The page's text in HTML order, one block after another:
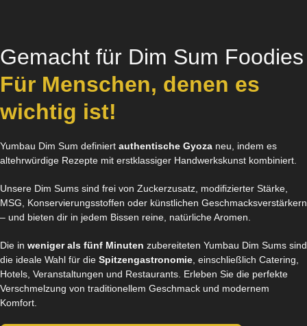
Gemacht für Dim Sum Foodies
Für Menschen, denen es
wichtig ist!
Yumbau Dim Sum definiert authentische Gyoza neu, indem es
altehrwürdige Rezepte mit erstklassiger Handwerkskunst kombiniert.
Unsere Dim Sums sind frei von Zuckerzusatz, modifizierter Stärke,
MSG, Konservierungsstoffen oder künstlichen Geschmacksverstärkern
– und bieten dir in jedem Bissen reine, natürliche Aromen.
Die in weniger als fünf Minuten zubereiteten Yumbau Dim Sums sind
die ideale Wahl für die Spitzengastronomie , einschließlich Catering,
Hotels, Veranstaltungen und Restaurants. Erleben Sie die perfekte
Verschmelzung von traditionellem Geschmack und modernem
Komfort.